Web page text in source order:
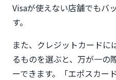
Visaが使えない店舗でもバ
す。
また、クレジットカードに
るものを選ぶと、万が一の
ーできます。「エポスカー